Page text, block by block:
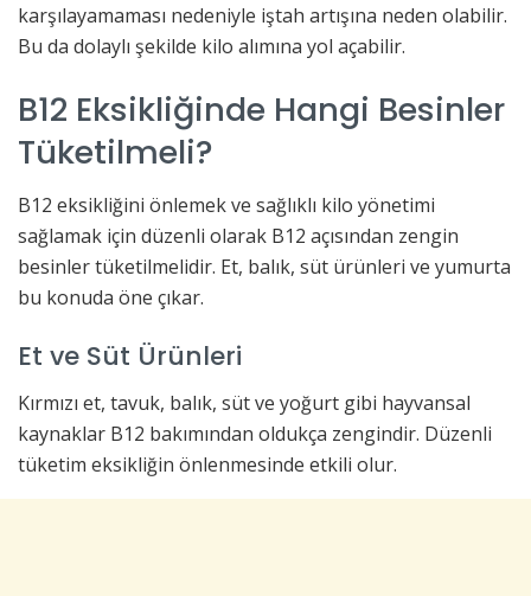
karşılayamaması nedeniyle iştah artışına neden olabilir.
Bu da dolaylı şekilde kilo alımına yol açabilir.
B12 Eksikliğinde Hangi Besinler
Tüketilmeli?
B12 eksikliğini önlemek ve sağlıklı kilo yönetimi
sağlamak için düzenli olarak B12 açısından zengin
besinler tüketilmelidir. Et, balık, süt ürünleri ve yumurta
bu konuda öne çıkar.
Et ve Süt Ürünleri
Kırmızı et, tavuk, balık, süt ve yoğurt gibi hayvansal
kaynaklar B12 bakımından oldukça zengindir. Düzenli
tüketim eksikliğin önlenmesinde etkili olur.